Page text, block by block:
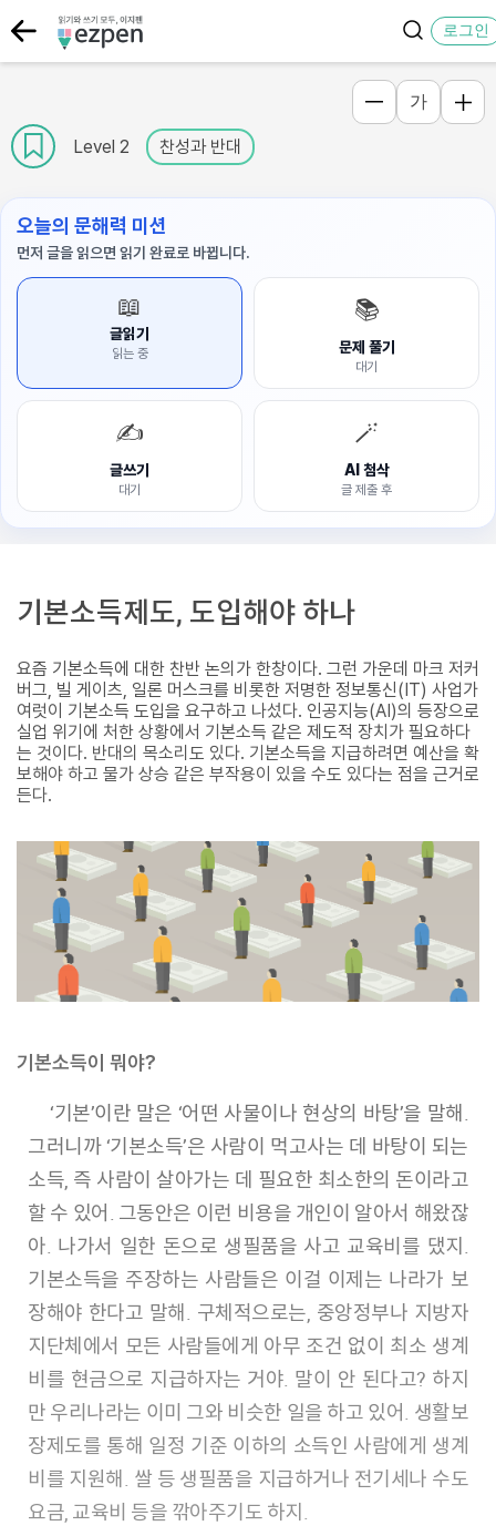
로그인
Level 2 찬성과 반대
가
오늘의 문해력 미션
먼저 글을 읽으면 읽기 완료로 바뀝니다.
📖
글읽기
읽는 중
📚
문제 풀기
대기
✍️
글쓰기
대기
🪄
AI 첨삭
글 제출 후
기본소득제도, 도입해야 하나
요즘 기본소득에 대한 찬반 논의가 한창이다. 그런 가운데 마크 저커
버그, 빌 게이츠, 일론 머스크를 비롯한 저명한 정보통신(IT) 사업가
여럿이 기본소득 도입을 요구하고 나섰다. 인공지능(AI)의 등장으로
실업 위기에 처한 상황에서 기본소득 같은 제도적 장치가 필요하다
는 것이다. 반대의 목소리도 있다. 기본소득을 지급하려면 예산을 확
보해야 하고 물가 상승 같은 부작용이 있을 수도 있다는 점을 근거로
든다.
기본소득이 뭐야?
‘기본’이란 말은 ‘어떤 사물이나 현상의 바탕’을 말해.
그러니까 ‘기본소득’은 사람이 먹고사는 데 바탕이 되는
소득, 즉 사람이 살아가는 데 필요한 최소한의 돈이라고
할 수 있어. 그동안은 이런 비용을 개인이 알아서 해왔잖
아. 나가서 일한 돈으로 생필품을 사고 교육비를 댔지.
기본소득을 주장하는 사람들은 이걸 이제는 나라가 보
장해야 한다고 말해. 구체적으로는, 중앙정부나 지방자
지단체에서 모든 사람들에게 아무 조건 없이 최소 생계
비를 현금으로 지급하자는 거야. 말이 안 된다고? 하지
만 우리나라는 이미 그와 비슷한 일을 하고 있어. 생활보
장제도를 통해 일정 기준 이하의 소득인 사람에게 생계
비를 지원해. 쌀 등 생필품을 지급하거나 전기세나 수도
요금, 교육비 등을 깎아주기도 하지.